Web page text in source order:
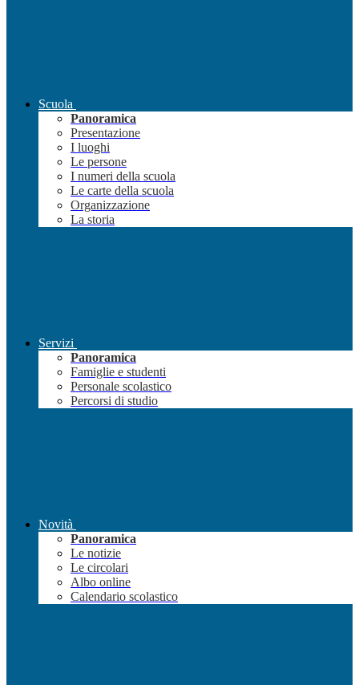
Scuola
Panoramica
Presentazione
I luoghi
Le persone
I numeri della scuola
Le carte della scuola
Organizzazione
La storia
Servizi
Panoramica
Famiglie e studenti
Personale scolastico
Percorsi di studio
Novità
Panoramica
Le notizie
Le circolari
Albo online
Calendario scolastico